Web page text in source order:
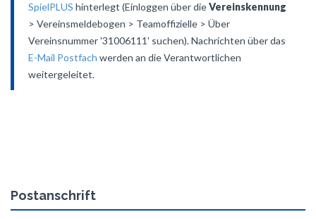
SpielPLUS hinterlegt (Einloggen über dieVereinskennung
> Vereinsmeldebogen > Teamoffizielle > Über
Vereinsnummer '31006111' suchen). Nachrichten über das
E-Mail Postfach werden an die Verantwortlichen
weitergeleitet.
Postanschrift